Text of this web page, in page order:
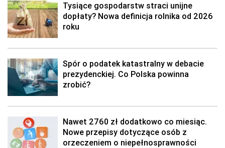
Tysiące gospodarstw straci unijne
dopłaty? Nowa definicja rolnika od 2026
roku
Spór o podatek katastralny w debacie
prezydenckiej. Co Polska powinna
zrobić?
Nawet 2760 zł dodatkowo co miesiąc.
Nowe przepisy dotyczące osób z
orzeczeniem o niepełnosprawności